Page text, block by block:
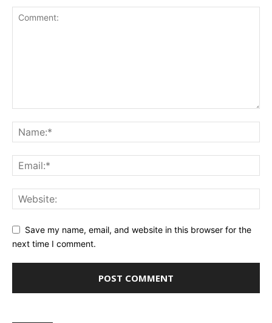
Save my name, email, and website in this browser for the
next time I comment.